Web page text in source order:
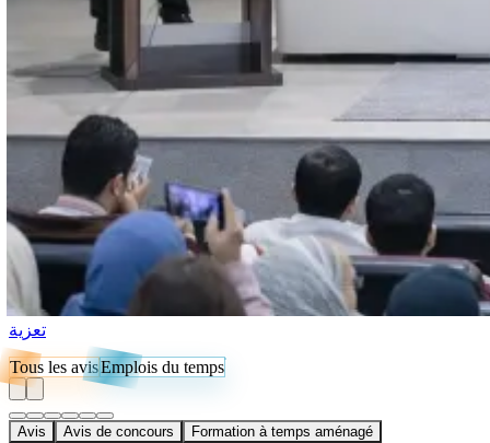
تعزية
Tous les avisEmplois du temps
Avis Avis de concours Formation à temps aménagé